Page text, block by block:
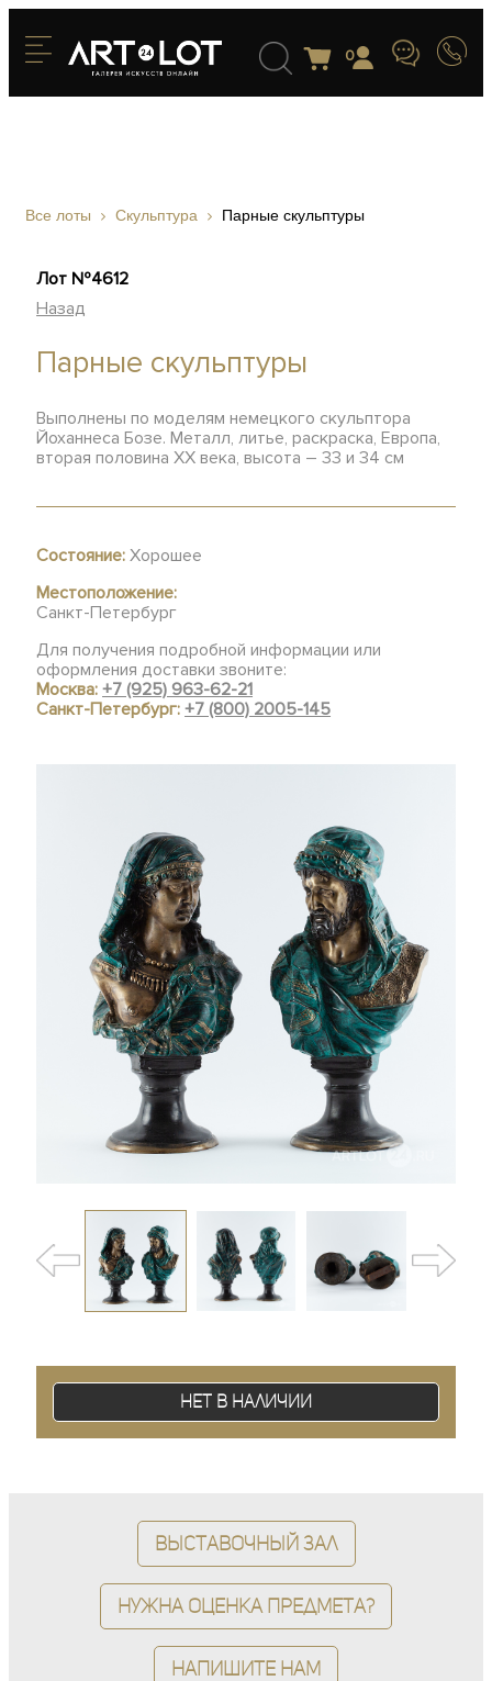
0
Все лоты Скульптура Парные скульптуры
Лот №4612
Назад
Парные скульптуры
Выполнены по моделям немецкого скульптора
Йоханнеса Бозе. Металл, литье, раскраска, Европа,
вторая половина XX века, высота – 33 и 34 см
Состояние: Хорошее
Местоположение:
Санкт-Петербург
Для получения подробной информации или
оформления доставки звоните:
Москва:+7 (925) 963-62-21
Санкт-Петербург:+7 (800) 2005-145
Нет в наличии
Выставочный зал
Нужна оценка предмета?
Напишите нам